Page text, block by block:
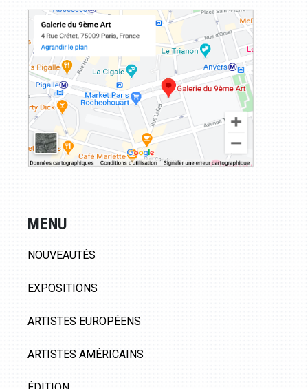
MENU
NOUVEAUTÉS
EXPOSITIONS
ARTISTES EUROPÉENS
ARTISTES AMÉRICAINS